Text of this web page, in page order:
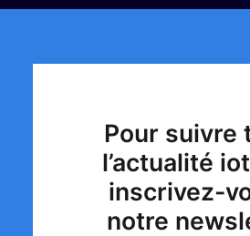
Pour suivre
l’actualité
inscrivez-
notre